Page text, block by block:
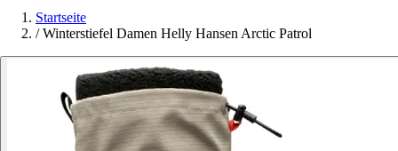
Startseite
/ Winterstiefel Damen Helly Hansen Arctic Patrol